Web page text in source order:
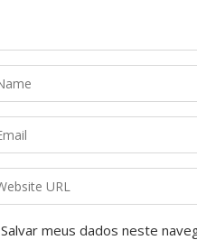
Salvar meus dados neste